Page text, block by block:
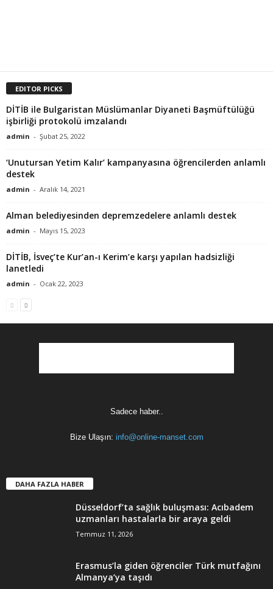
EDITOR PICKS
DİTİB ile Bulgaristan Müslümanlar Diyaneti Başmüftülüğü
işbirliği protokolü imzalandı
admin - Şubat 25, 2022
‘Unutursan Yetim Kalır’ kampanyasına öğrencilerden anlamlı
destek
admin - Aralık 14, 2021
Alman belediyesinden depremzedelere anlamlı destek
admin - Mayıs 15, 2023
DİTİB, İsveç’te Kur’an-ı Kerim’e karşı yapılan hadsizliği
lanetledi
admin - Ocak 22, 2023
Sadece haber..
Bize Ulaşın: info@online-manset.com
DAHA FAZLA HABER
Düsseldorf’ta sağlık buluşması: Acıbadem
uzmanları hastalarla bir araya geldi
Temmuz 11, 2026
Erasmus’la giden öğrenciler Türk mutfağını
Almanya’ya taşıdı